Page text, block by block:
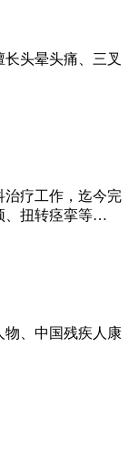
头晕头痛、三叉
治疗工作，迄今完
、扭转痉挛等…
物、中国残疾人康